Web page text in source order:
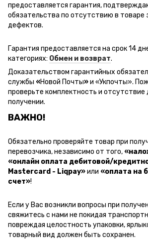
предоставляется гарантия,
обязательства по отсутствию в товаре
дефектов.
Гарантия предоставляется на срок 14
категориях: Обмен и возврат.
Доказательством гарантийных
службы «Новой Почты»и «Укпочты».
проверьте комплектность и отсутствие
получении.
ВАЖНО!
Обязательно проверяйте товар при
перевозчика, независимо от того,
«онлайн оплата дебитовой/
Mastercard - Liqpay»или «оплата на
счет»!
Если у Вас возникли вопросы при
свяжитесь с нами не покидая
повреждая целостность упаковки,
товарный вид должен быть сохранен.